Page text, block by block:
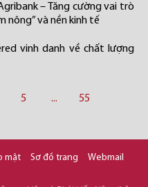
– Tăng cường vai trò
nông” và nền kinh tế
vinh danh về chất lượng
5 ... 55
mật Sơ đồ trang
Webmail